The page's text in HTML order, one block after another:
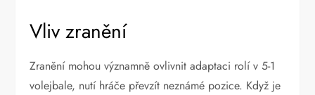
Vliv zranění
Zranění mohou významně ovlivnit adaptaci rolí v 5-1
volejbale, nutí hráče převzít neznámé pozice. Když je